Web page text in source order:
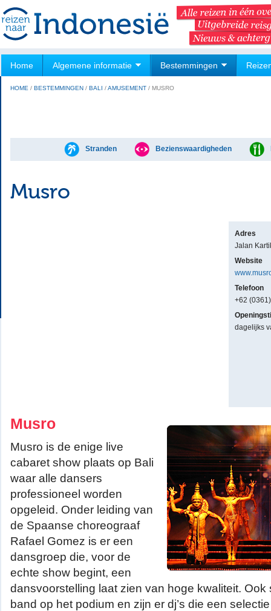
Home Algemene informatie Bestemmingen
HOME / BESTEMMINGEN / BALI /AMUSEMENT / MUSRO
Stranden Bezienswaardigheden
Musro
Adres
Jalan
Website
Telefoon
+62
dagelijks
Musro
Musro is de enige live
cabaret show plaats op Bali
waar alle dansers
professioneel worden
opgeleid. Onder leiding van
de Spaanse choreograaf
Rafael Gomez is er een
dansgroep die, voor de
echte show begint, een
dansvoorstelling laat zien van hoge kwaliteit. Ook
band op het podium en zijn er dj’s die een